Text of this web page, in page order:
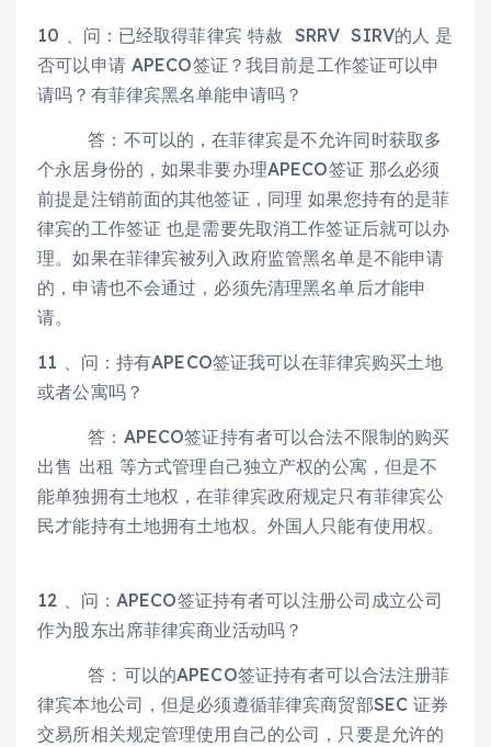
10 、问：已经取得菲律宾 特赦 SRRV SIRV的人 是
否可以申请 APECO签证？我目前是工作签证可以申
请吗？有菲律宾黑名单能申请吗？
答：不可以的，在菲律宾是不允许同时获取多
个永居身份的，如果非要办理APECO签证 那么必须
前提是注销前面的其他签证，同理 如果您持有的是菲
律宾的工作签证 也是需要先取消工作签证后就可以办
理。如果在菲律宾被列入政府监管黑名单是不能申请
的，申请也不会通过，必须先清理黑名单后才能申
请。
11 、问：持有APECO签证我可以在菲律宾购买土地
或者公寓吗？
答：APECO签证持有者可以合法不限制的购买
出售 出租 等方式管理自己独立产权的公寓，但是不
能单独拥有土地权，在菲律宾政府规定只有菲律宾公
民才能持有土地拥有土地权。外国人只能有使用权。
12 、问：APECO签证持有者可以注册公司成立公司
作为股东出席菲律宾商业活动吗？
答：可以的APECO签证持有者可以合法注册菲
律宾本地公司，但是必须遵循菲律宾商贸部SEC 证券
交易所相关规定管理使用自己的公司，只要是允许的